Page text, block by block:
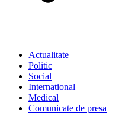
Actualitate
Politic
Social
International
Medical
Comunicate de presa